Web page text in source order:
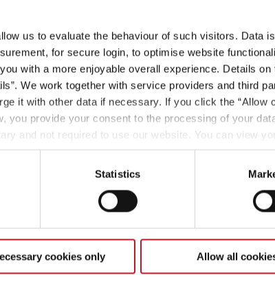
us to evaluate the behaviour of such visitors. Data
for secure login, to optimise website
with a more enjoyable overall experience. Details on
We work together with service providers and third
it with other data if necessary. If you click the “Allow
you provide your consent to the processing of your
and not required to use our website. You can view
later (such as by using the fingerprint button at the
Policy.
Statistics
cookies only Allow all
Kies model
bestuurder)…
typegoedkeuringsprocedure. Dit
wordt een vastgesteld gewicht van 75 kg per
van de passagiers, zie het hoofdstuk “
konden het huidige model niet herkennen, helaas.